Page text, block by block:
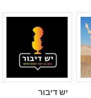
יש דיבור